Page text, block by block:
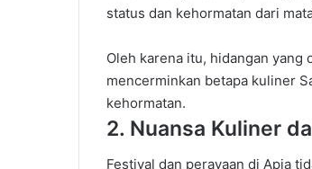
status dan kehormatan dari
Oleh karena itu, hidangan yang
mencerminkan betapa kuliner
kehormatan.
2. Nuansa Kuliner
Festival dan perayaan di Apia